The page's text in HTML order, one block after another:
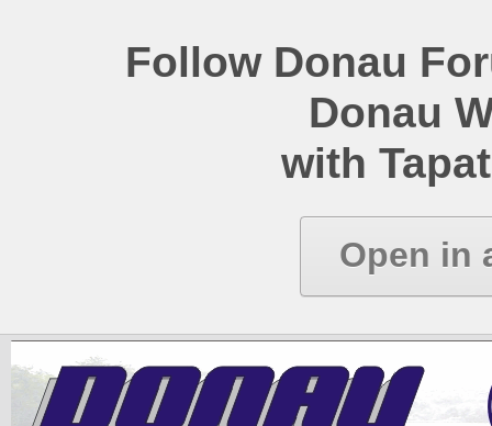
Follow Donau
Donau
with
Open in